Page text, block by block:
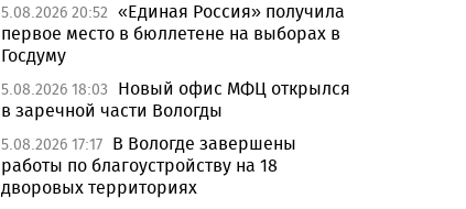
5.08.2026 20:52 «Единая Россия» получила
первое место в бюллетене на выборах в
Госдуму
5.08.2026 18:03
Новый офис МФЦ открылся
в заречной части Вологды
5.08.2026 17:17 В Вологде завершены
работы по благоустройству на 18
дворовых территориях